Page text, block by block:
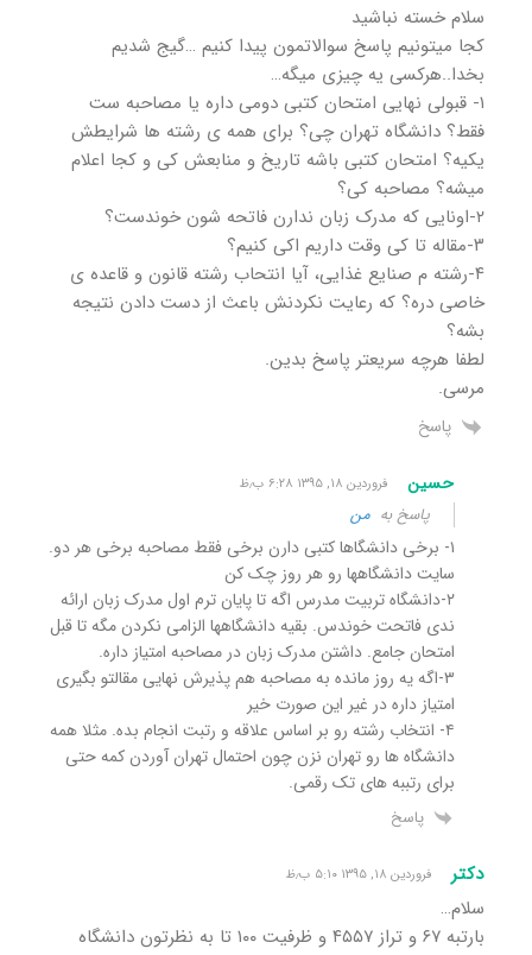
سلام خسته نباشید
کجا میتونیم پاسخ سوالاتمون پیدا کنیم …گیج شدیم
بخدا..هرکسی یه چیزی میگه…
۱- قبولی نهایی امتحان کتبی دومی داره یا مصاحبه ست
فقط؟ دانشگاه تهران چی؟ برای همه ی رشته ها شرایطش
یکیه؟ امتحان کتبی باشه تاریخ و منابعش کی و کجا اعلام
میشه؟ مصاحبه کی؟
۲-اونایی که مدرک زبان ندارن فاتحه شون خوندست؟
۳-مقاله تا کی وقت داریم اکی کنیم؟
۴-رشته م صنایع غذایی، آیا انتحاب رشته قانون و قاعده ی
خاصی دره؟ که رعایت نکردنش باعث از دست دادن نتیجه
بشه؟
لطفا هرچه سریعتر پاسخ بدین.
مرسی.
پاسخ
حسین فروردین ۱۸, ۱۳۹۵ ۶:۲۸ ب٫ظ
پاسخ به من
۱- برخی دانشگاها کتبی دارن برخی فقط مصاحبه برخی هر دو.
سایت دانشگاهها رو هر روز چک کن
۲-دانشگاه تربیت مدرس اگه تا پایان ترم اول مدرک زبان ارائه
ندی فاتحت خوندس. بقیه دانشگاهها الزامی نکردن مگه تا قبل
امتحان جامع. داشتن مدرک زبان در مصاحبه امتیاز داره.
۳-اگه یه روز مانده به مصاحبه هم پذیرش نهایی مقالتو بگیری
امتیاز داره در غیر این صورت خیر
۴- انتخاب رشته رو بر اساس علاقه و رتبت انجام بده. مثلا همه
دانشگاه ها رو تهران نزن چون احتمال تهران آوردن کمه حتی
برای رتببه های تک رقمی.
پاسخ
دکتر فروردین ۱۸, ۱۳۹۵ ۵:۱۰ ب٫ظ
سلام…
بارتبه ۶۷ و تراز ۴۵۵۷ و ظرفیت ۱۰۰ تا به نظرتون دانشگاه